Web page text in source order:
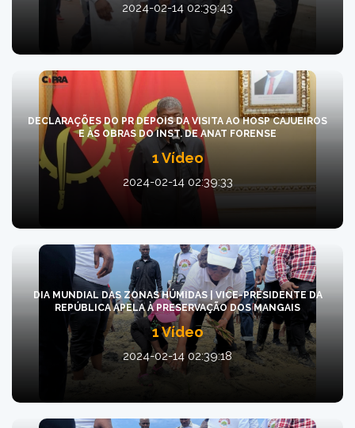
2024-02-14 02:39:43
DECLARAÇÕES DO PR DEPOIS DA VISITA AO HOSP CAJUEIROS
E ÀS OBRAS DO INST. DE ANAT FORENSE
1 Vídeo
2024-02-14 02:39:33
DIA MUNDIAL DAS ZONAS HÚMIDAS | VICE-PRESIDENTE DA
REPÚBLICA APELA À PRESERVAÇÃO DOS MANGAIS
1 Vídeo
2024-02-14 02:39:18